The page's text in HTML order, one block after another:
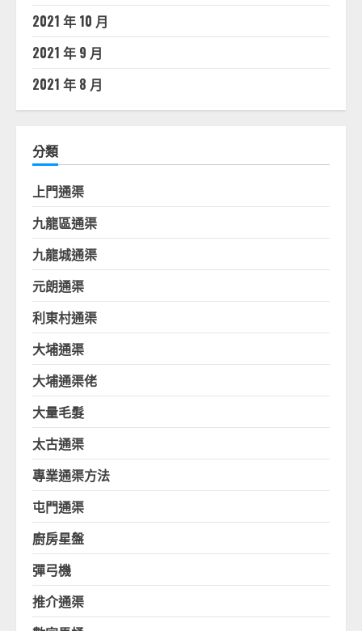
2021 年 10 月
2021 年 9 月
2021 年 8 月
分類
上門通渠
九龍區通渠
九龍城通渠
元朗通渠
利東村通渠
大埔通渠
大埔通渠佬
大量毛髮
太古通渠
專業通渠方法
屯門通渠
廚房星盤
彈弓機
推介通渠